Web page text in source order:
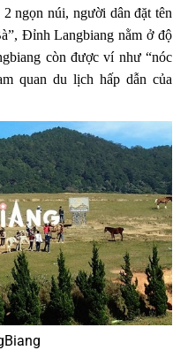
ngọn núi, người dân đặt tên
Đỉnh Langbiang nằm ở độ
còn được ví như “nóc
quan du lịch hấp dẫn của